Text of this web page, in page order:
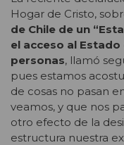
Hogar de Cristo,
de Chile de un
el acceso al
personas, llamó
pues estamos
de cosas no pasan
veamos, y que nos
otro efecto de la
estructura nuestra